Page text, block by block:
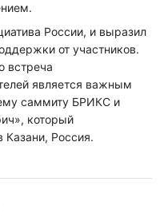
России, и выразил
от участников.
встреча
является важным
саммиту БРИКС и
который
Казани, Россия.